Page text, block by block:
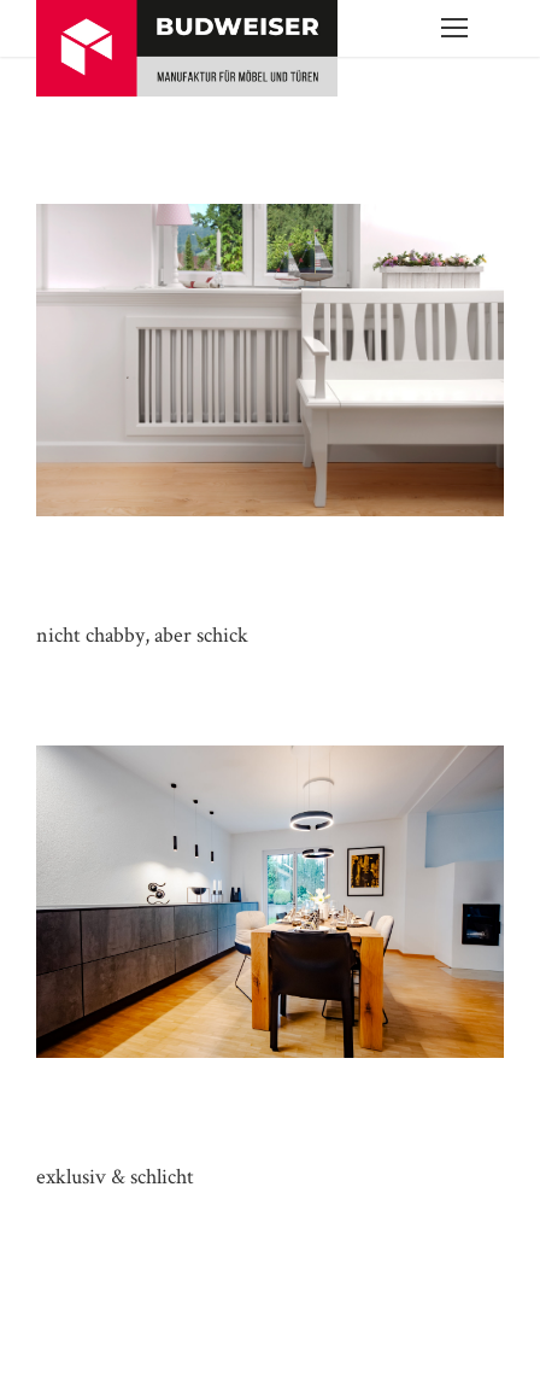
nicht chabby, aber schick
exklusiv & schlicht